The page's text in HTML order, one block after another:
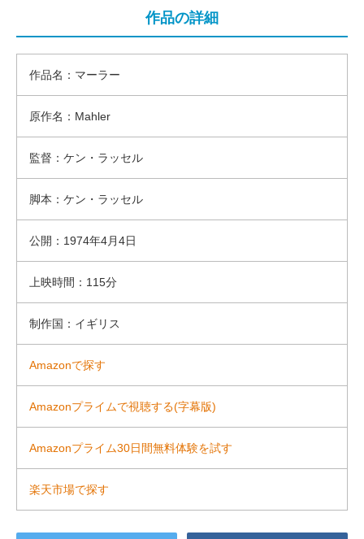
作品の詳細
作品名：マーラー
原作名：Mahler
監督：ケン・ラッセル
脚本：ケン・ラッセル
公開：1974年4月4日
上映時間：115分
制作国：イギリス
Amazonで探す
Amazonプライムで視聴する(字幕版)
Amazonプライム30日間無料体験を試す
楽天市場で探す